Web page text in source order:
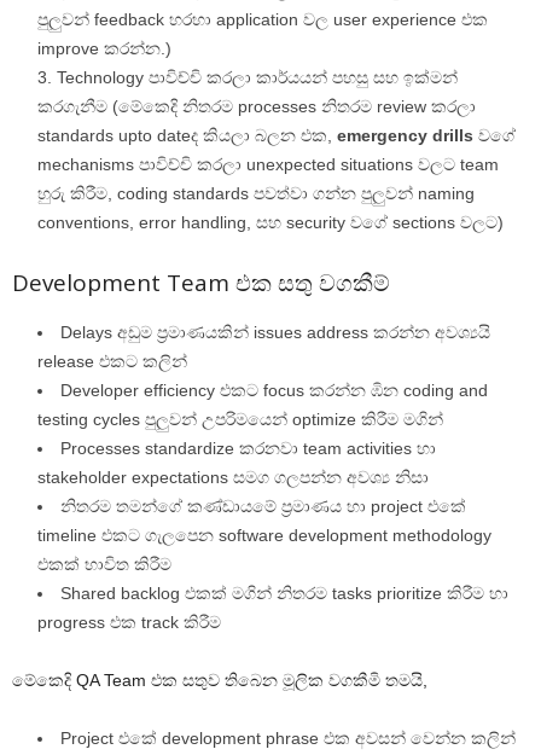
පුලුවන් feedback හරහා application වල user experience එක
improve කරන්න.)
Technology පාවිච්චි කරලා කාර්යයන් පහසු සහ ඉක්මන්
කරගැනීම (මේකෙදි නිතරම processes නිතරම review කරලා
standards upto dateද කියලා බලන එක, emergency drills වගේ
mechanisms පාවිච්චි කරලා unexpected situations වලට team
හුරු කිරීම, coding standards පවත්වා ගන්න පුලුවන් naming
conventions, error handling, සහ security වගේ sections වලට)
Development Team එක සතු වගකීම්
Delays අඩුම ප්‍රමාණයකින් issues address කරන්න අවශ්‍යයි
release එකට කලින්
Developer efficiency එකට focus කරන්න ඹින coding and
testing cycles පුලුවන් උපරිමයෙන් optimize කිරීම මගින්
Processes standardize කරනවා team activities හා
stakeholder expectations සමග ගලපන්න අවශ්‍ය නිසා
නිතරම තමන්ගේ කණ්ඩායමේ ප්‍රමාණය හා project එකේ
timeline එකට ගැලපෙන software development methodology
එකක් භාවිත කිරීම
Shared backlog එකක් මගින් නිතරම tasks prioritize කිරීම හා
progress එක track කිරීම
මේකෙදි QA Team එක සතුව තිබෙන මූලික වගකීමි තමයි,
Project එකේ development phrase එක අවසන් වෙන්න කලින්